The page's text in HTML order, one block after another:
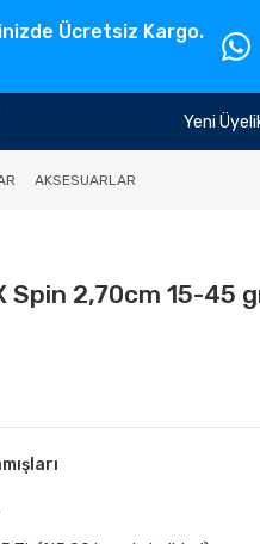
Ücretsiz Kargo.
Yeni
AKSESUARLAR
Spin 2,70cm 15-45